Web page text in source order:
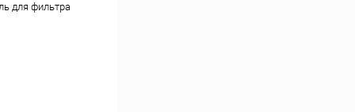
для фильтра